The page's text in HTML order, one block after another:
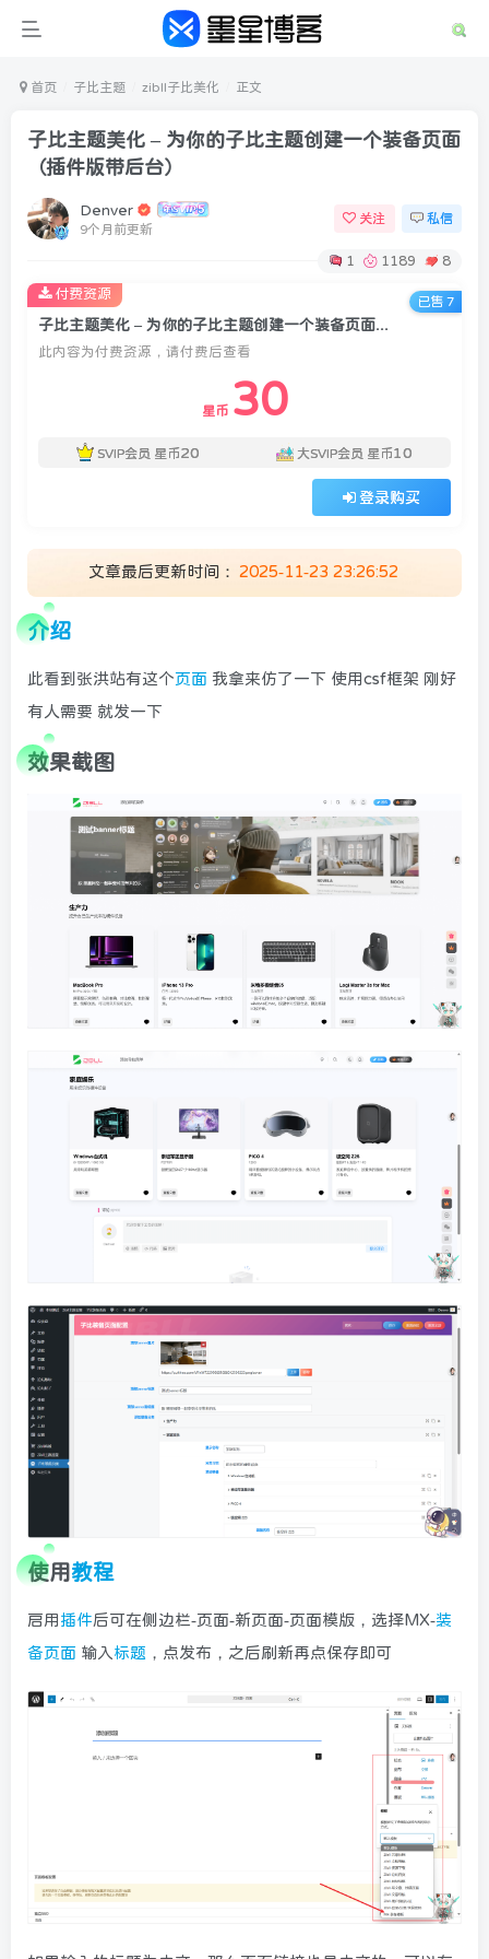
墨星打赏充电
首页 子比主题 zibll子比美化 正文
子比主题美化 – 为你的子比主题创建一个装备页面
（插件版带后台）
Denver
9个月前更新
关注 私信
1 1189 8
子比主题美化 – 为你的子比主题创建一个装备页面（插件版带后台）
此内容为付费资源，请付费后查看
星币 30
SVIP会员 星币20 大SVIP会员 星币10
登录购买
付费资源
已售 7
文章最后更新时间： 2025-11-23 23:26:52
介绍
此看到张洪站有这个页面 我拿来仿了一下 使用csf框架 刚好
有人需要 就发一下
效果截图
使用教程
启用 插件后可在侧边栏-页面-新页面-页面模版，选择MX-装
备页面 输入 标题 ，点发布，之后刷新再点保存即可
没有账号？立即注册
记住登录
登录